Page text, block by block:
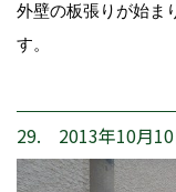
外壁の板張りが始ま
す。
29. 2013年10月10